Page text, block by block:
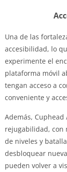
Una de las
accesibilidad, lo
experimente el
plataforma móvil
tengan acceso a
conveniente y
Además,
rejugabilidad, con
de niveles y
desbloquear
pueden volver a